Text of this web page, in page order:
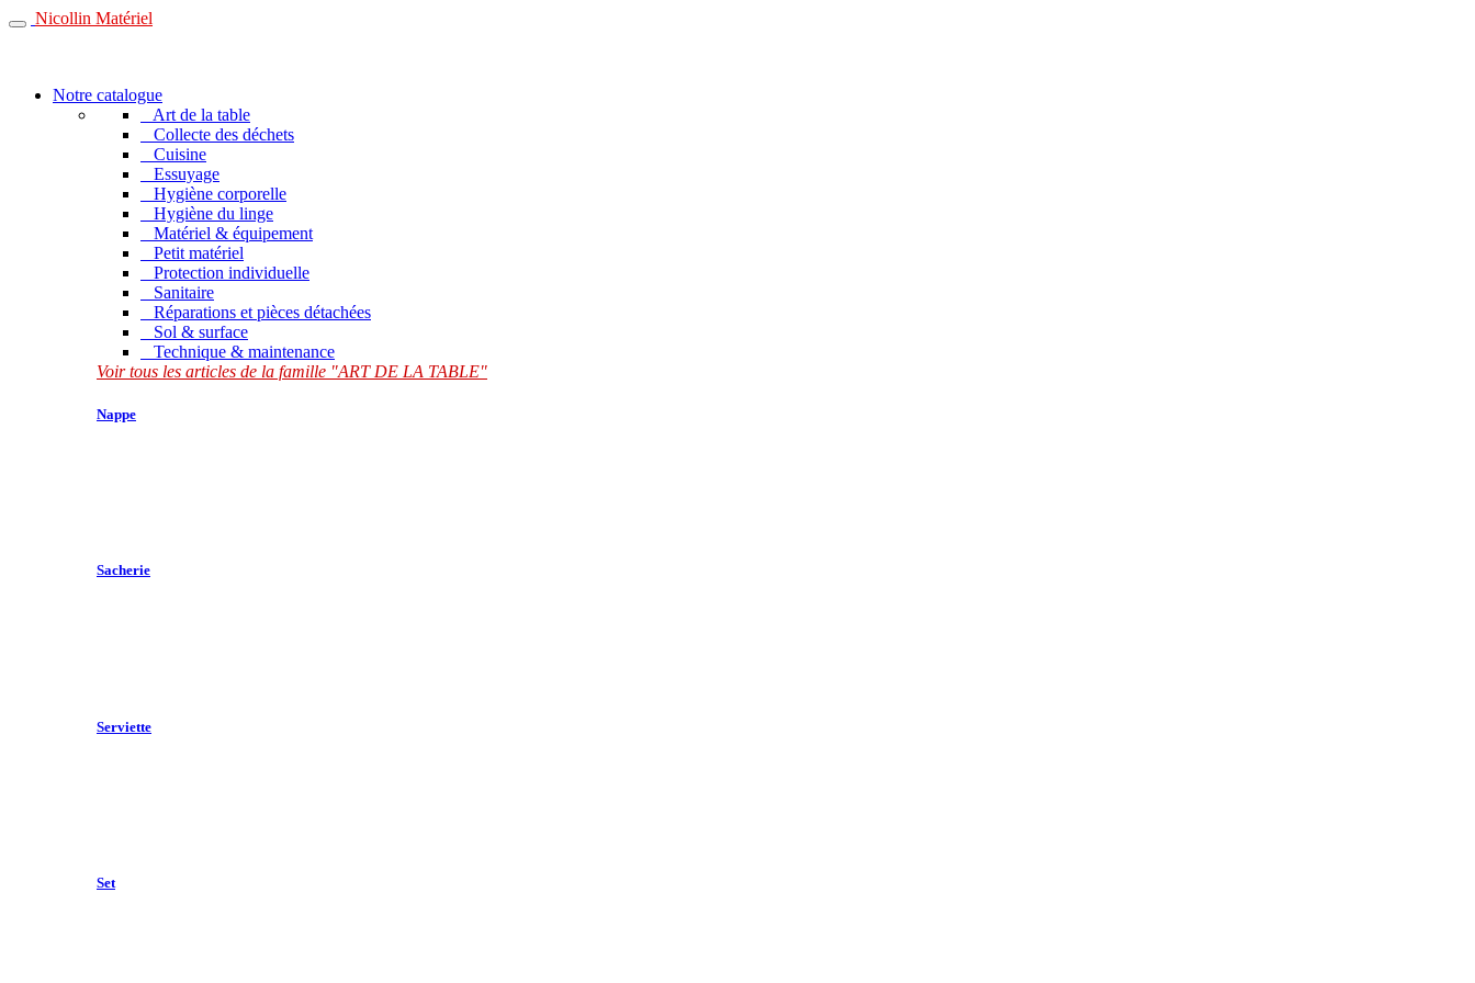
Nicollin Matériel
Notre catalogue
Art de la table
Collecte des déchets
Cuisine
Essuyage
Hygiène corporelle
Hygiène du linge
Matériel & équipement
Petit matériel
Protection individuelle
Sanitaire
Réparations et pièces détachées
Sol & surface
Technique & maintenance
Voir tous les articles de la famille "ART DE LA TABLE"
Nappe
Sacherie
Serviette
Set